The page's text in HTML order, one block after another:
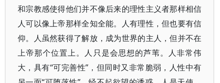
和宗教感使得他们并不像后来的理性主义者那样相信
人可以像上帝那样全知全能。人有理性，但也要有信
仰。人虽然获得了解放，成为世界的主人，但并不在
上帝那个位置上。人只是会思想的芦苇。人非常伟
大，具有“可完善性”，但同时又非常脆弱，人性中有